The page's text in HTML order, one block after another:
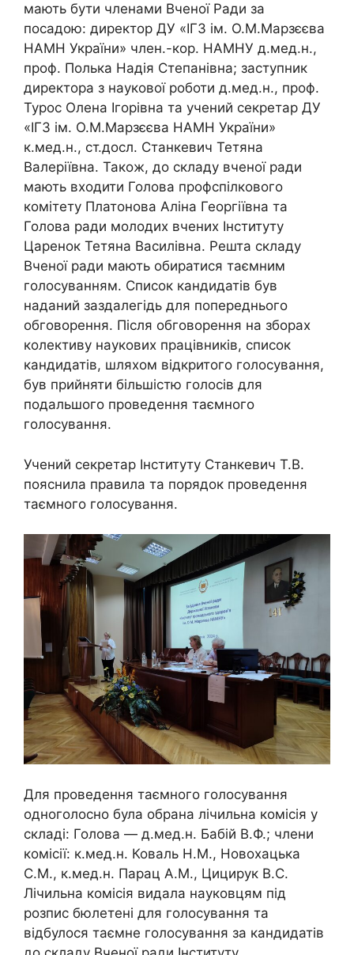
мають бути членами Вченої Ради за
посадою: директор ДУ «ІГЗ ім. О.М.Марзєєва
НАМН України» член.-кор. НАМНУ д.мед.н.,
проф. Полька Надія Степанівна; заступник
директора з наукової роботи д.мед.н., проф.
Турос Олена Ігорівна та учений секретар ДУ
«ІГЗ ім. О.М.Марзєєва НАМН України»
к.мед.н., ст.досл. Станкевич Тетяна
Валеріївна. Також, до складу вченої ради
мають входити Голова профспілкового
комітету Платонова Аліна Георгіївна та
Голова ради молодих вчених Інституту
Царенок Тетяна Василівна. Решта складу
Вченої ради мають обиратися таємним
голосуванням. Список кандидатів був
наданий заздалегідь для попереднього
обговорення. Після обговорення на зборах
колективу наукових працівників, список
кандидатів, шляхом відкритого голосування,
був прийняти більшістю голосів для
подальшого проведення таємного
голосування.
Учений секретар Інституту Станкевич Т.В.
пояснила правила та порядок проведення
таємного голосування.
Для проведення таємного голосування
одноголосно була обрана лічильна комісія у
складі: Голова — д.мед.н. Бабій В.Ф.; члени
комісії: к.мед.н. Коваль Н.М., Новохацька
С.М., к.мед.н. Парац А.М., Цицирук В.С.
Лічильна комісія видала науковцям під
розпис бюлетені для голосування та
відбулося таємне голосування за кандидатів